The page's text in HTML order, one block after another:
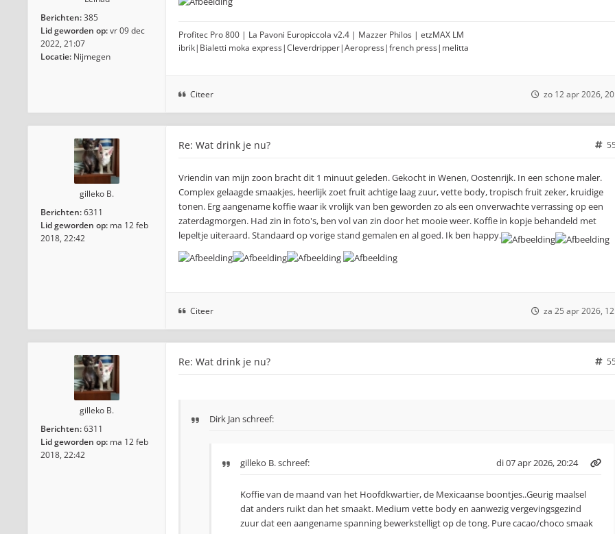
Berichten:385
Lid geworden op:vr 09 dec
2022, 21:07
Locatie: Nijmegen
Profitec Pro 800 | La Pavoni Europiccola v2.4 | Mazzer Philos | etzMAX LM
ibrik|Bialetti moka express|Cleverdripper|Aeropress|french press|melitta
Citeer zo 12 apr 2026,
gilleko B.
Berichten:6311
Lid geworden op: ma 12 feb
2018, 22:42
Re: Wat drink je nu?
Vriendin van mijn zoon bracht dit 1 minuut geleden. Gekocht in Wenen, Oostenrijk. In een schone maler.
Complex gelaagde smaakjes, heerlijk zoet fruit achtige laag zuur, vette body, tropisch fruit zeker, kruidige
tonen. Erg aangename koffie waar ik vrolijk van ben geworden zo als een onverwachte verrassing op een
zaterdagmorgen. Had zin in foto's, ben vol van zin door het mooie weer. Koffie in kopje behandeld met
lepeltje uiteraard. Standaard op vorige stand gemalen en al goed. Ik ben happy.
Citeer za 25 apr 2026,
gilleko B.
Berichten:6311
Lid geworden op: ma 12 feb
2018, 22:42
Re: Wat drink je nu?
Dirk Jan schreef:
gilleko B.schreef: di 07 apr 2026, 20:24
Koffie van de maand van het Hoofdkwartier, de Mexicaanse boontjes..Geurig maalsel
dat anders ruikt dan het smaakt. Medium vette body en aanwezig vergevingsgezind
zuur dat een aangename spanning bewerkstelligt op de tong. Pure cacao/choco smaak